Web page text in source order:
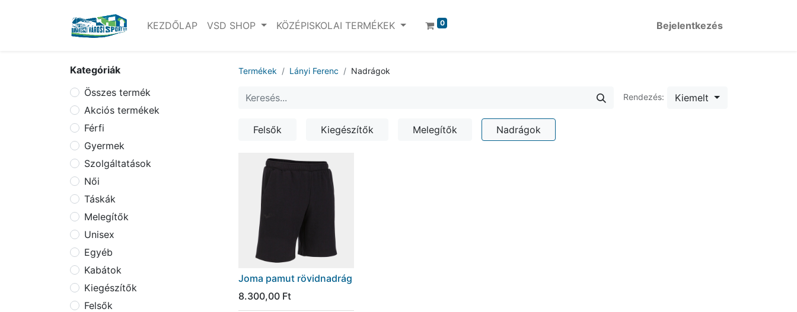
KEZDŐLAP VSD SHOP KÖZÉPISKOLAI TERMÉKEK 0 Bejelentkezés
Kategóriák
Összes termék
Akciós termékek
Férfi
Gyermek
Szolgáltatások
Női
Táskák
Melegítők
Unisex
Egyéb
Kabátok
Kiegészítők
Felsők
Termékek Lányi Ferenc Nadrágok
Rendezés: Kiemelt
Felsők Kiegészítők Melegítők Nadrágok
Joma pamut rövidnadrág
8.300,00 Ft